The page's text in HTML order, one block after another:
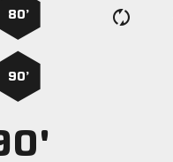
80’
90’